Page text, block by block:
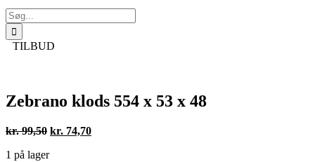
Søg
efter:
TILBUD
Zebrano klods 554 x 53 x 48
kr.99,50 Den
pris
kr. 74,70Den
1 på lager